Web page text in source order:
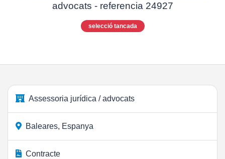
advocats - referencia 24927
selecció tancada
Assessoria jurídica / advocats
Baleares, Espanya
Contracte